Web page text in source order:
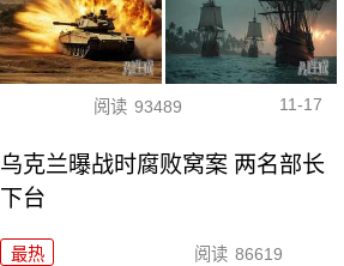
阅读 93489 11-17
乌克兰曝战时腐败窝案 两名部长
下台
最热 阅读 86619